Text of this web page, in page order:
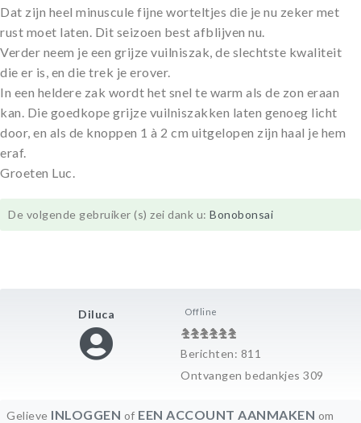
Diluca Offline
Berichten: 811
Ontvangen bedankjes 309
Dat zijn heel minuscule fijne worteltjes die je nu zeker met
rust moet laten. Dit seizoen best afblijven nu.
Verder neem je een grijze vuilniszak, de slechtste kwaliteit
die er is, en die trek je erover.
In een heldere zak wordt het snel te warm als de zon eraan
kan. Die goedkope grijze vuilniszakken laten genoeg licht
door, en als de knoppen 1 à 2 cm uitgelopen zijn haal je hem
eraf.
Groeten Luc.
De volgende gebruiker (s) zei dank u: Bonobonsai
Gelieve INLOGGEN of EEN ACCOUNT AANMAKEN om